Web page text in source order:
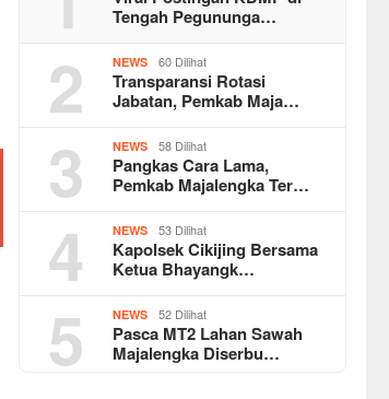
Tengah Pegununga…
2 NEWS 60 Dilihat
Transparansi Rotasi
Jabatan, Pemkab Maja…
3 NEWS 58 Dilihat
Pangkas Cara Lama,
Pemkab Majalengka Ter…
4 NEWS 53 Dilihat
Kapolsek Cikijing Bersama
Ketua Bhayangk…
5 NEWS 52 Dilihat
Pasca MT2 Lahan Sawah
Majalengka Diserbu…